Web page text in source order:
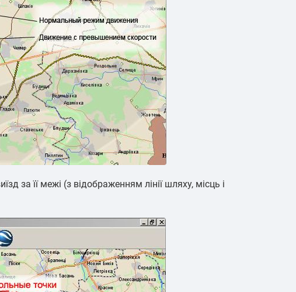
за її межі (з відображенням лінії шляху, місць і